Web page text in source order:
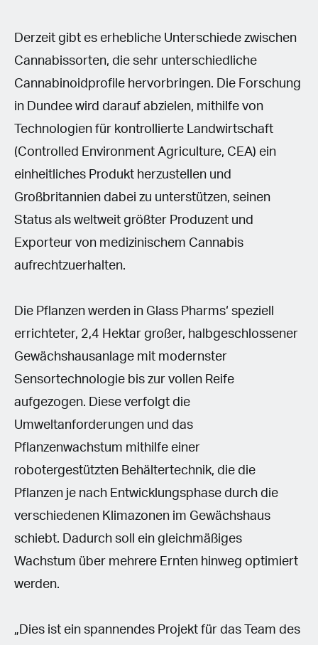
Derzeit gibt es erhebliche Unterschiede zwischen
Cannabissorten, die sehr unterschiedliche
Cannabinoidprofile hervorbringen. Die Forschung
in Dundee wird darauf abzielen, mithilfe von
Technologien für kontrollierte Landwirtschaft
(Controlled Environment Agriculture, CEA) ein
einheitliches Produkt herzustellen und
Großbritannien dabei zu unterstützen, seinen
Status als weltweit größter Produzent und
Exporteur von medizinischem Cannabis
aufrechtzuerhalten.
Die Pflanzen werden in Glass Pharms‘ speziell
errichteter, 2,4 Hektar großer, halbgeschlossener
Gewächshausanlage mit modernster
Sensortechnologie bis zur vollen Reife
aufgezogen. Diese verfolgt die
Umweltanforderungen und das
Pflanzenwachstum mithilfe einer
robotergestützten Behältertechnik, die die
Pflanzen je nach Entwicklungsphase durch die
verschiedenen Klimazonen im Gewächshaus
schiebt. Dadurch soll ein gleichmäßiges
Wachstum über mehrere Ernten hinweg optimiert
werden.
„Dies ist ein spannendes Projekt für das Team des